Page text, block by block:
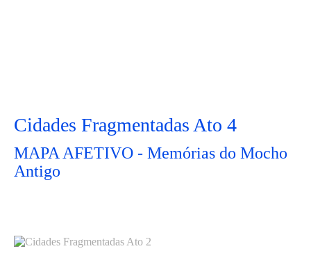
Cidades Fragmentadas Ato 4
MAPA AFETIVO - Memórias do Mocho
Antigo